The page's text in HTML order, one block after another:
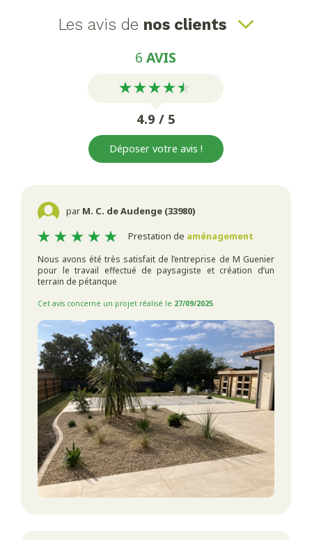
Les avis de nos clients
6AVIS
4.9 / 5
Déposer votre avis !
par M. C. de Audenge (33980)
Prestation de aménagement
Nous avons été très satisfait de l’entreprise de M Guenier
pour le travail effectué de paysagiste et création d’un
terrain de pétanque
Cet avis concerne un projet réalisé le 27/09/2025